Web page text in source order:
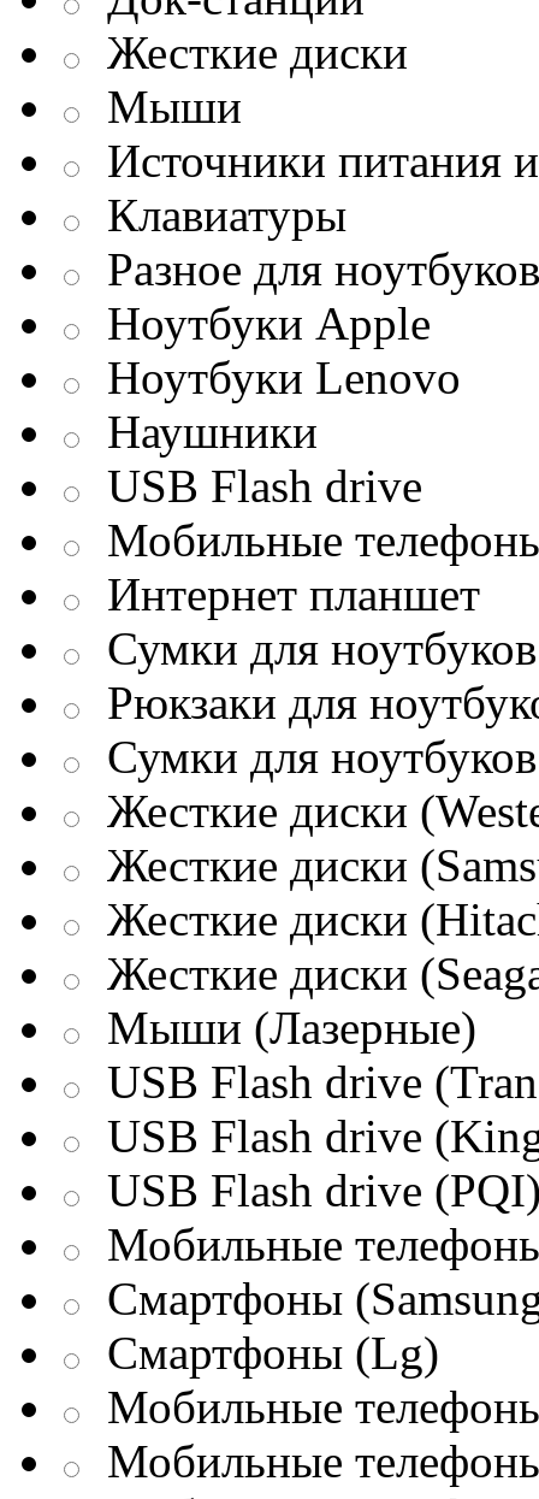
Жесткие диски
Мыши
Источники питания
Клавиатуры
Разное для ноутбуков
Ноутбуки Apple
Ноутбуки Lenovo
Наушники
USB Flash drive
Мобильные
Интернет планшет
Сумки для
Рюкзаки для
Сумки для
Жесткие диски
Жесткие диски
Жесткие диски
Жесткие диски
Мыши (Лазерные)
USB Flash drive
USB Flash drive
USB Flash drive
Мобильные
Смартфоны
Смартфоны (Lg)
Мобильные
Мобильные